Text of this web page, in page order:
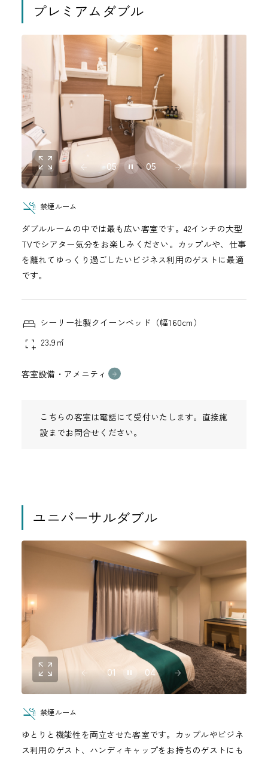
プレミアムダブル
禁煙ルーム
ダブルルームの中では最も広い客室です。42インチの大型
TVでシアター気分をお楽しみください。カップルや、仕事
を離れてゆっくり過ごしたいビジネス利用のゲストに最適
です。
シーリー社製クイーンベッド（幅160cm）
23.9㎡
客室設備・アメニティ
こちらの客室は電話にて受付いたします。直接施
設までお問合せください。
05 05
ユニバーサルダブル
禁煙ルーム
ゆとりと機能性を両立させた客室です。カップルやビジネ
ス利用のゲスト、ハンディキャップをお持ちのゲストにも
01 04